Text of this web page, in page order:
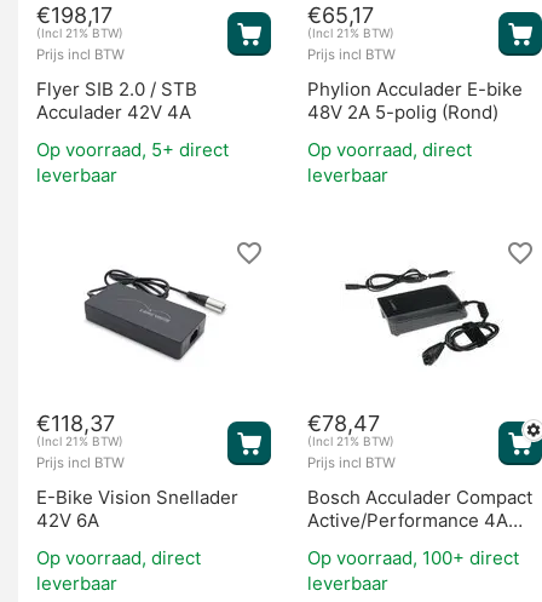
€198,17
(Incl 21% BTW)
Prijs incl BTW
Flyer SIB 2.0 / STB
Acculader 42V 4A
Op voorraad, 5+ direct
leverbaar
€65,17
(Incl 21% BTW)
Prijs incl BTW
Phylion Acculader E-bike
48V 2A 5-polig (Rond)
Op voorraad, direct
leverbaar
€118,37
(Incl 21% BTW)
Prijs incl BTW
E-Bike Vision Snellader
42V 6A
Op voorraad, direct
leverbaar
€78,47
(Incl 21% BTW)
Prijs incl BTW
Bosch Acculader Compact
Active/Performance 4A
Op voorraad, 100+ direct
leverbaar